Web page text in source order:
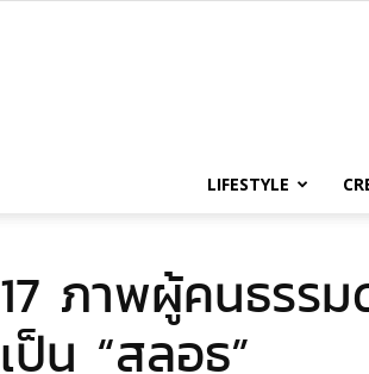
LIFESTYLE
17 ภาพผู้คนธรร
เป็น “สลอธ”